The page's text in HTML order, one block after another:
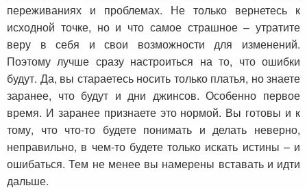
переживаниях и проблемах. Не только вернетесь к
исходной точке, но и что самое страшное – утратите
веру в себя и свои возможности для изменений.
Поэтому лучше сразу настроиться на то, что ошибки
будут. Да, вы стараетесь носить только платья, но знаете
заранее, что будут и дни джинсов. Особенно первое
время. И заранее признаете это нормой. Вы готовы и к
тому, что что-то будете понимать и делать неверно,
неправильно, в чем-то будете только искать истины – и
ошибаться. Тем не менее вы намерены вставать и идти
дальше.